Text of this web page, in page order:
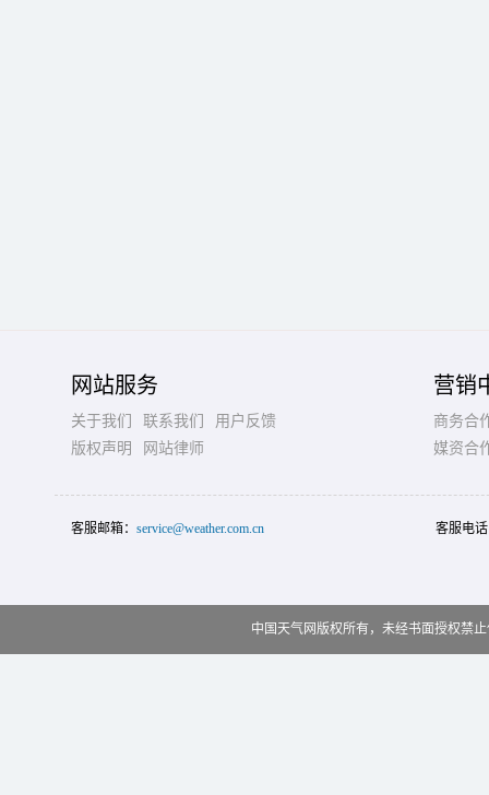
网站服务
关于我们 联系我们
用户反馈
版权声明
网站律师
营销
商务合
媒资合
客服邮箱： service@weather.com.cn 客服电
中国天气网版权所有，未经书面授权